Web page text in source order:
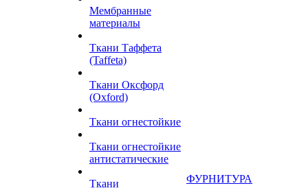
Мембранные
материалы
Ткани Таффета
(Taffeta)
Ткани Оксфорд
(Oxford)
Ткани огнестойкие
Ткани огнестойкие
антистатические
Ткани
ФУРНИТУРА